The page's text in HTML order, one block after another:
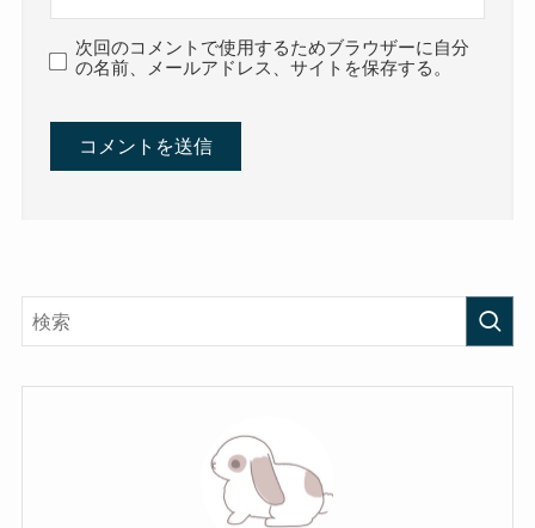
次回のコメントで使用するためブラウザーに自分
の名前、メールアドレス、サイトを保存する。